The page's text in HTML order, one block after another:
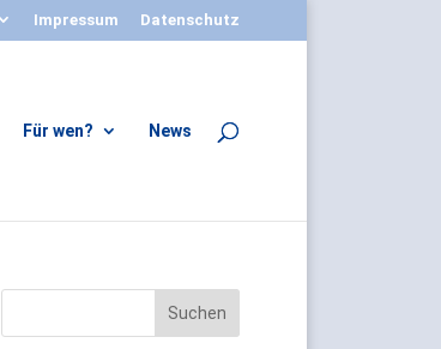
Impressum Datenschutz
Für wen? News